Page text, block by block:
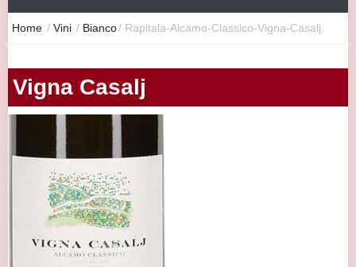
Home / Vini / Bianco/ Rapitala-Alcamo-Classico-Vigna-Casalj
Vigna Casalj